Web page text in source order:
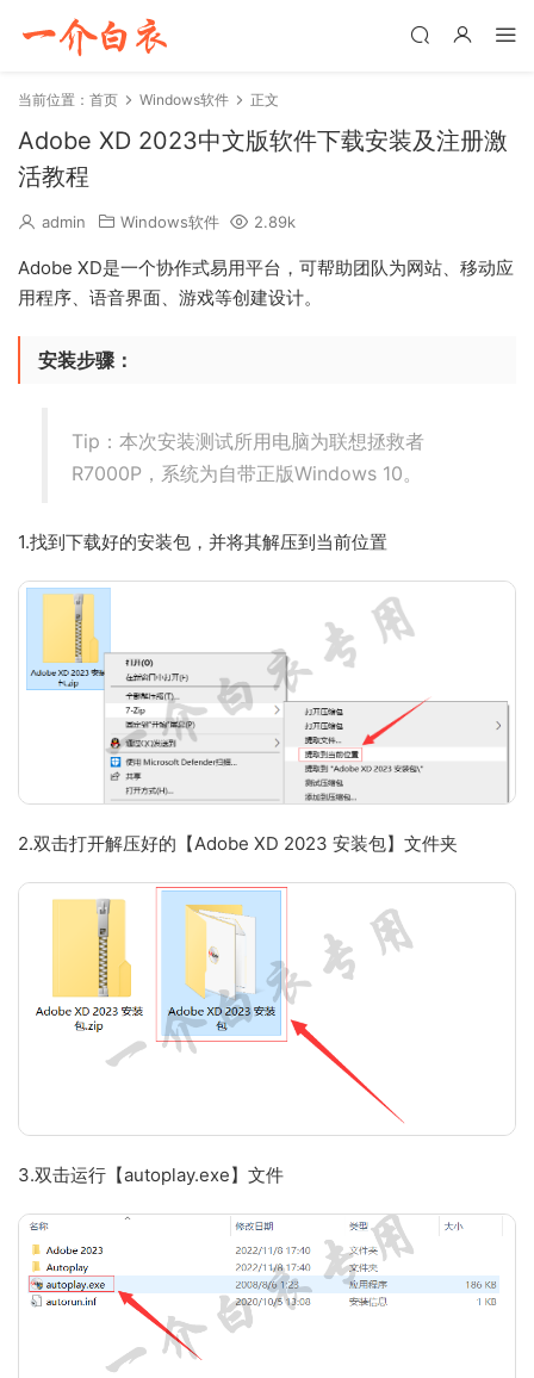
当前位置： 首页 Windows软件 正文
Adobe XD 2023中文版软件下载安装及注册激
活教程
admin Windows软件 2.89k
Adobe XD是一个协作式易用平台，可帮助团队为网站、移动应
用程序、语音界面、游戏等创建设计。
安装步骤：
Tip：本次安装测试所用电脑为联想拯救者
R7000P，系统为自带正版Windows 10。
1.找到下载好的安装包，并将其解压到当前位置
2.双击打开解压好的【Adobe XD 2023 安装包】文件夹
3.双击运行【autoplay.exe】文件